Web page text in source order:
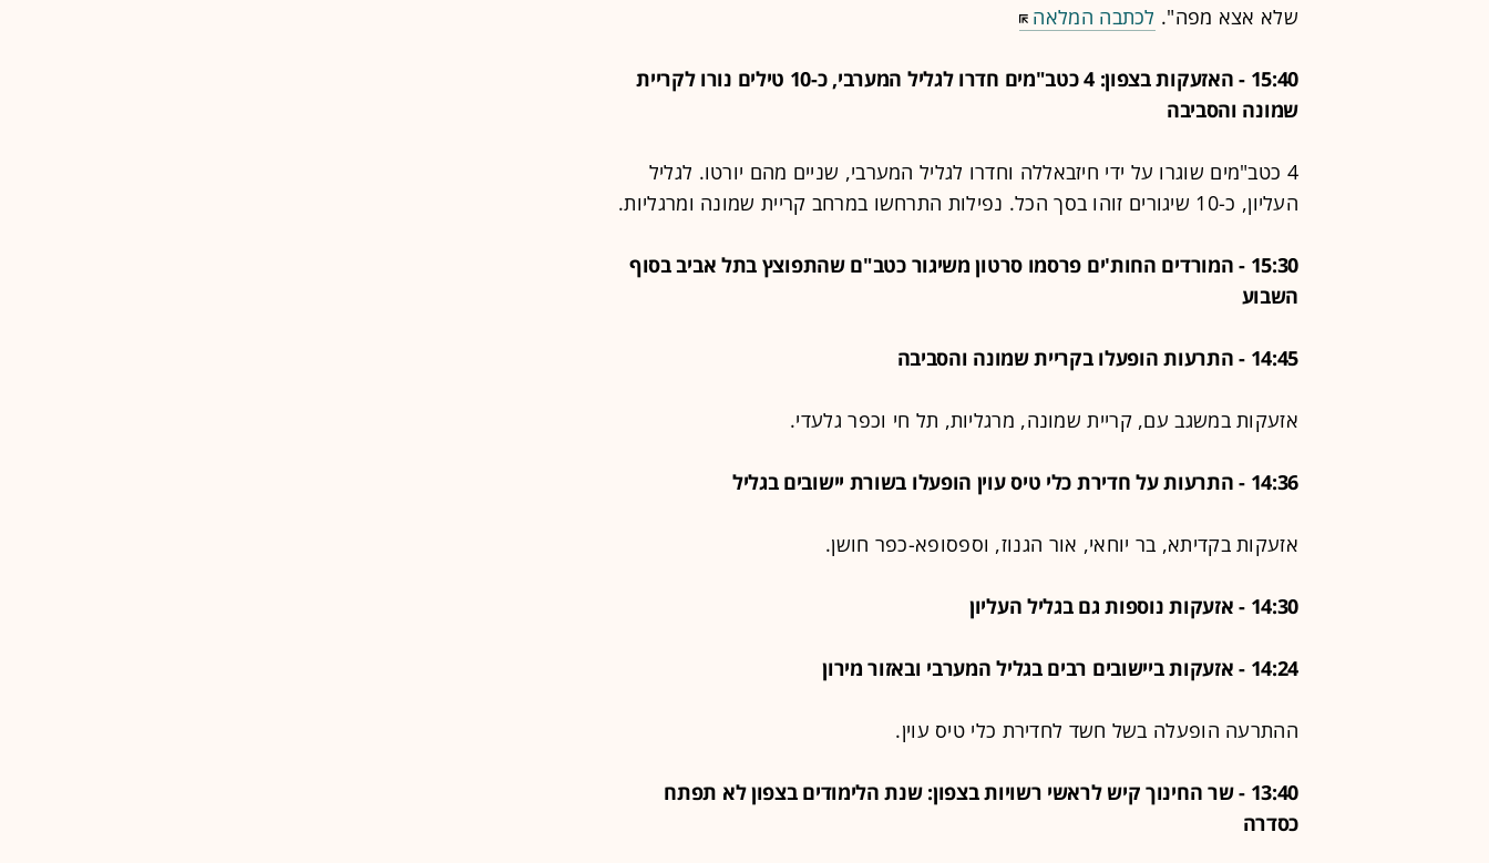
שלא אצא מפה". לכתבה המלאה
15:40 - האזעקות בצפון: 4 כטב"מים חדרו לגליל המערבי, כ-10 טילים נורו לקריית
שמונה והסביבה
4 כטב"מים שוגרו על ידי חיזבאללה וחדרו לגליל המערבי, שניים מהם יורטו. לגליל
העליון, כ-10 שיגורים זוהו בסך הכל. נפילות התרחשו במרחב קריית שמונה ומרגליות.
15:30 - המורדים החות'ים פרסמו סרטון משיגור כטב"ם שהתפוצץ בתל אביב בסוף
השבוע
14:45 - התרעות הופעלו בקריית שמונה והסביבה
אזעקות במשגב עם, קריית שמונה, מרגליות, תל חי וכפר גלעדי.
14:36 - התרעות על חדירת כלי טיס עוין הופעלו בשורת יישובים בגליל
אזעקות בקדיתא, בר יוחאי, אור הגנוז, וספסופא-כפר חושן.
14:30 - אזעקות נוספות גם בגליל העליון
14:24 - אזעקות ביישובים רבים בגליל המערבי ובאזור מירון
ההתרעה הופעלה בשל חשד לחדירת כלי טיס עוין.
13:40 - שר החינוך קיש לראשי רשויות בצפון: שנת הלימודים בצפון לא תפתח
כסדרה